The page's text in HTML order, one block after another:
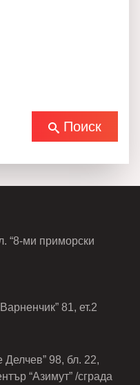
Поиск
“8-ми приморски
81, ет.2
98, бл. 22,
“Азимут” /сграда